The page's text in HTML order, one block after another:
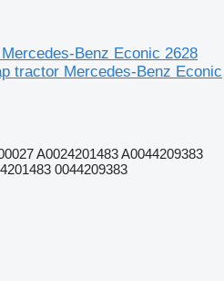
Benz Econic 2628
tractor Mercedes-Benz Econic
A0024201483 A0044209383
0044209383